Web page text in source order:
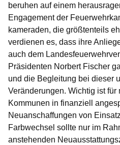
beruhen auf einem
Engagement der
kameraden, die größtenteils
verdienen es, dass ihre
auch dem
Präsidenten Norbert Fischer
und die Begleitung bei dieser
Veränderungen. Wichtig ist
Kommunen in finanziell
Neuanschaffungen von
Farbwechsel sollte nur im
anstehenden